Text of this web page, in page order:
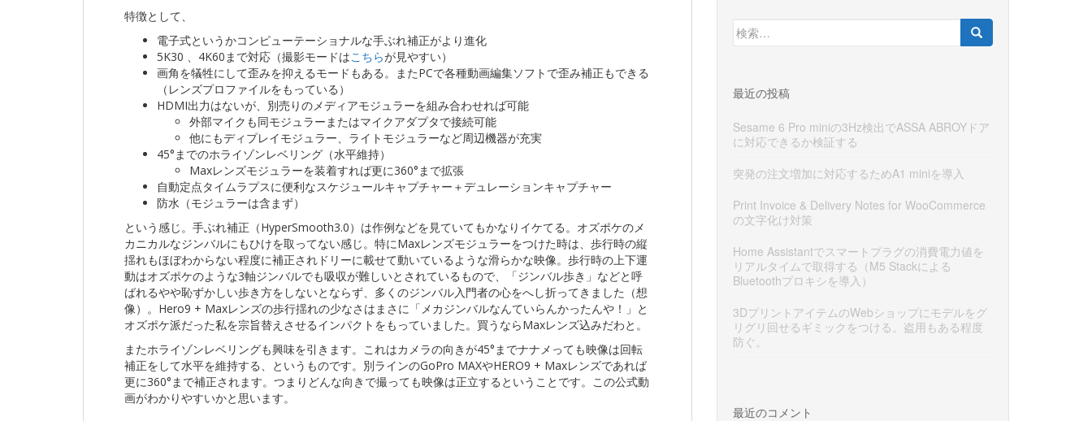
特徴として、
電子式というかコンピューテーショナルな手ぶれ補正がより進化
5K30 、4K60まで対応（撮影モードはこちらが見やすい）
画角を犠牲にして歪みを抑えるモードもある。またPCで各種動画編集ソフトで歪み補正もできる
（レンズプロファイルをもっている）
HDMI出力はないが、別売りのメディアモジュラーを組み合わせれば可能
外部マイクも同モジュラーまたはマイクアダプタで接続可能
他にもディプレイモジュラー、ライトモジュラーなど周辺機器が充実
45°までのホライゾンレベリング（水平維持）
Maxレンズモジュラーを装着すれば更に360°まで拡張
自動定点タイムラプスに便利なスケジュールキャプチャー＋デュレーションキャプチャー
防水（モジュラーは含まず）
という感じ。手ぶれ補正（HyperSmooth3.0）は作例などを見ていてもかなりイケてる。オズポケのメ
カニカルなジンバルにもひけを取ってない感じ。特にMaxレンズモジュラーをつけた時は、歩行時の縦
揺れもほぼわからない程度に補正されドリーに載せて動いているような滑らかな映像。歩行時の上下運
動はオズポケのような3軸ジンバルでも吸収が難しいとされているもので、「ジンバル歩き」などと呼
ばれるやや恥ずかしい歩き方をしないとならず、多くのジンバル入門者の心をへし折ってきました（想
像）。Hero9 + Maxレンズの歩行揺れの少なさはまさに「メカジンバルなんていらんかったんや！」と
オズポケ派だった私を宗旨替えさせるインパクトをもっていました。買うならMaxレンズ込みだわと。
またホライゾンレベリングも興味を引きます。これはカメラの向きが45°までナナメっても映像は回転
補正をして水平を維持する、というものです。別ラインのGoPro MAXやHERO9 + Maxレンズであれば
更に360°まで補正されます。つまりどんな向きで撮っても映像は正立するということです。この公式動
画がわかりやすいかと思います。
検
索:
最近の投稿
Sesame 6 Pro miniの3Hz検出でASSA ABROYドア
に対応できるか検証する
突発の注文増加に対応するためA1 miniを導入
Print Invoice & Delivery Notes for WooCommerce
の文字化け対策
Home Assistantでスマートプラグの消費電力値を
リアルタイムで取得する（M5 Stackによる
Bluetoothプロキシを導入）
3DプリントアイテムのWebショップにモデルをグ
リグリ回せるギミックをつける。盗用もある程度
防ぐ。
最近のコメント